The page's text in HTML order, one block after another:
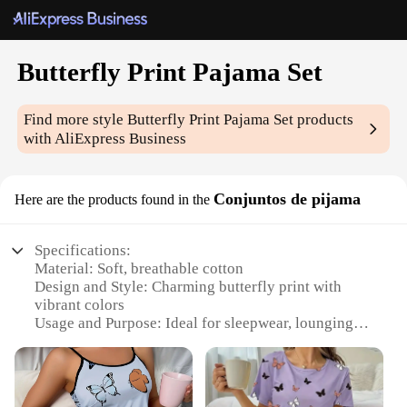
Butterfly Print Pajama Set
Find more styleButterfly Print Pajama Set products
with AliExpress Business
Here are the products found in the Conjuntos de pijama
Specifications:
Material: Soft, breathable cotton
Design and Style: Charming butterfly print with
vibrant colors
Usage and Purpose: Ideal for sleepwear, lounging,
Shape or Size: Comfortable and true-to-size fit
Performance and Property: Durable and easy to care
for